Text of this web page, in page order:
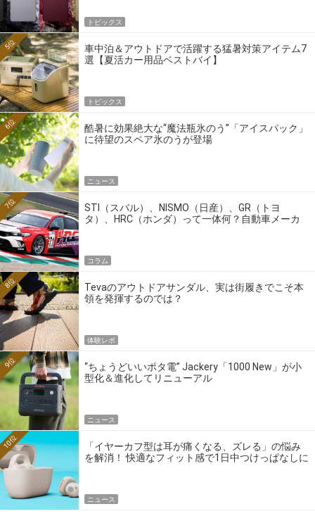
トピックス
車中泊＆アウトドアで活躍する猛暑対策アイテム7
選【夏活カー用品ベストバイ】
5位
トピックス
酷暑に効果絶大な“魔法瓶氷のう”「アイスパック」
に待望のスペア氷のうが登場
6位
ニュース
STI（スバル）、NISMO（日産）、GR（トヨ
タ）、HRC（ホンダ）って一体何？自動車メーカ
7位
コラム
Tevaのアウトドアサンダル、実は街履きでこそ本
領を発揮するのでは？
8位
体験レポ
“ちょうどいいポタ電” Jackery「1000 New」が小
型化＆進化してリニューアル
9位
ニュース
「イヤーカフ型は耳が痛くなる、ズレる」の悩み
を解消！ 快適なフィット感で1日中つけっぱなしに
10位
ニュース